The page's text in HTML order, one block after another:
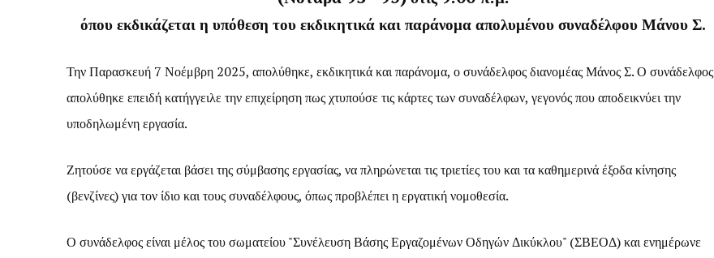
όπου εκδικάζεται η υπόθεση του εκδικητικά και παράνομα απολυμένου συναδέλφου Μάνου Σ.
Την Παρασκευή 7 Νοέμβρη 2025, απολύθηκε, εκδικητικά και παράνομα, ο συνάδελφος διανομέας Μάνος Σ. Ο συνάδελφος
απολύθηκε επειδή κατήγγειλε την επιχείρηση πως χτυπούσε τις κάρτες των συναδέλφων, γεγονός που αποδεικνύει την
υποδηλωμένη εργασία.
Ζητούσε να εργάζεται βάσει της σύμβασης εργασίας, να πληρώνεται τις τριετίες του και τα καθημερινά έξοδα κίνησης
(βενζίνες) για τον ίδιο και τους συναδέλφους, όπως προβλέπει η εργατική νομοθεσία.
Ο συνάδελφος είναι μέλος του σωματείου "Συνέλευση Βάσης Εργαζομένων Οδηγών Δικύκλου" (ΣΒΕΟΔ) και ενημέρωνε